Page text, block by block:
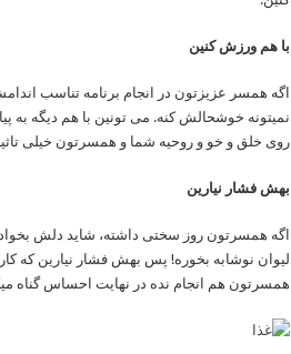
با هم ورزش کنین
اگه همسر عزیزتون در انجام برنامه تناسب
نمیتونه خوشحالش کنه. می تونین با هم دیگه به
روی خلق و خو و روحیه شما و همسرتون خیلی
بهش فشار نیارین
اگه همسرتون روز سختی داشته، شاید دلش
لیوان نوشابه بخوره! پس بهش فشار نیارین که
همسرتون هم انجام نده در نهایت احساس گناه